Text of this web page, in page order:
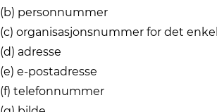
(b) personnummer
(c) organisasjonsnummer for det
(d) adresse
(e) e-postadresse
(f) telefonnummer